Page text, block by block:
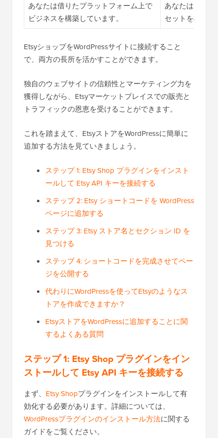
あなたは借りたプラットフォーム上で
ビジネスを構築しています。
あなたは完全
セットを構築
EtsyショップをWordPressサイトに接続すること
で、両方の長所を活かすことができます。
独自のウェブサイトの信頼性とマーケティング力を
獲得しながら、Etsyマーケットプレイスでの販売と
トラフィックの恩恵を受けることができます。
これを踏まえて、EtsyストアをWordPressに簡単に
追加する方法を見ていきましょう。
ステップ 1: Etsy Shop プラグインをインスト
ールして Etsy API キーを接続する
ステップ 2: Etsy ショートコードを WordPress
ページに追加する
ステップ 3: Etsy ストア名とセクション ID を
見つける
ステップ 4: ショートコードを完成させてペー
ジを公開する
代わりにWordPressを使ってEtsyのようなス
トアを作成できますか？
EtsyストアをWordPressに追加することに関
するよくある質問
ステップ 1: Etsy Shop プラグインをイン
ストールして Etsy API キーを接続する
まず、 Etsy Shopプラグインをインストールして有
効化する必要があります。詳細については、
WordPressプラグインのインストール方法に関する
ガイドをご覧ください。